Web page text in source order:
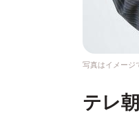
写真はイメージ
テレ